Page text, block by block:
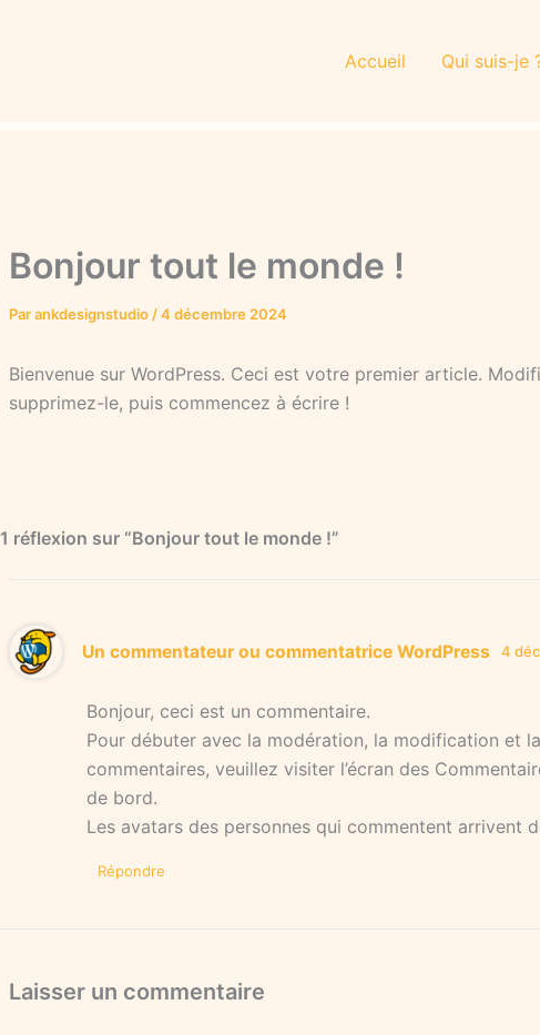
Accueil Qui suis-je
Bonjour tout le monde !
Parankdesignstudio /4 décembre 2024
Bienvenue sur WordPress. Ceci est votre premier article.
supprimez-le, puis commencez à écrire !
1 réflexion sur “Bonjour tout le monde !”
Un commentateur ou commentatrice WordPress 4
Bonjour, ceci est un commentaire.
Pour débuter avec la modération, la modification et
commentaires, veuillez visiter l’écran des
de bord.
Les avatars des personnes qui commentent arrivent
Répondre
Laisser un commentaire